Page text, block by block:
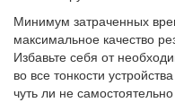
Минимум затраченных
максимальное качество
Избавьте себя от
во все тонкости
чуть ли не